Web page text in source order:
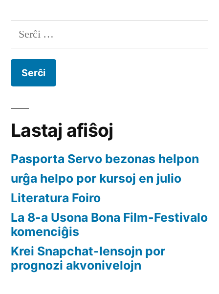
Serĉu:
Lastaj afiŝoj
Pasporta Servo bezonas helpon
urĝa helpo por kursoj en julio
Literatura Foiro
La 8-a Usona Bona Film-Festivalo
komenciĝis
Krei Snapchat-lensojn por
prognozi akvonivelojn